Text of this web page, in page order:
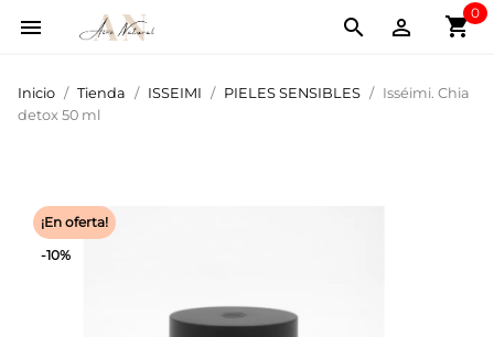
 shopping_cart
0


Inicio Tienda ISSEIMI PIELES SENSIBLES
Isséimi. Chia
detox 50 ml
¡En oferta!
-10%